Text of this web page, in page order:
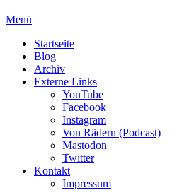
Menü
Startseite
Blog
Archiv
Externe Links
YouTube
Facebook
Instagram
Von Rädern (Podcast)
Mastodon
Twitter
Kontakt
Impressum